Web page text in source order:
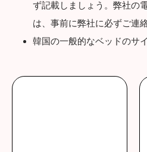
ず記載しましょう。弊社の
は、事前に弊社に必ずご連
韓国の一般的なベッドのサ